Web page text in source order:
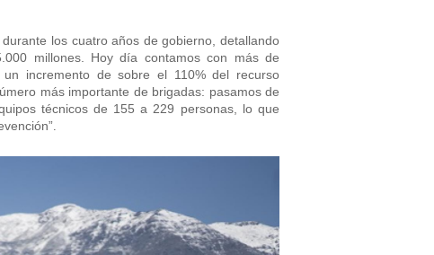
los cuatro años de gobierno, detallando
millones. Hoy día contamos con más de
incremento de sobre el 110% del recurso
más importante de brigadas: pasamos de
técnicos de 155 a 229 personas, lo que